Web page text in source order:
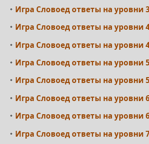
Игра Словоед ответы на уровни
Игра Словоед ответы на уровни
Игра Словоед ответы на уровни
Игра Словоед ответы на уровни
Игра Словоед ответы на уровни
Игра Словоед ответы на уровни
Игра Словоед ответы на уровни
Игра Словоед ответы на уровни